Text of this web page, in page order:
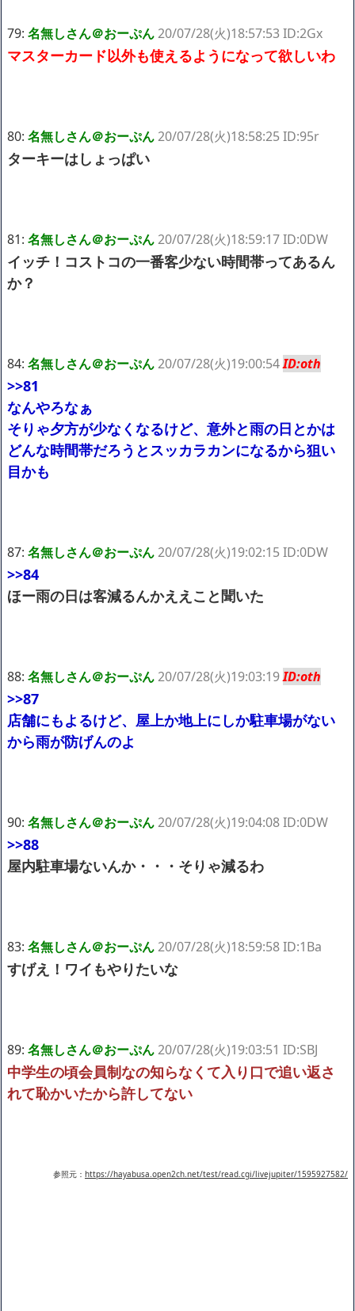
79: 名無しさん＠おーぷん20/07/28(火)18:57:53 ID:2Gx
マスターカード以外も使えるようになって欲しいわ
80: 名無しさん＠おーぷん20/07/28(火)18:58:25 ID:95r
ターキーはしょっぱい
81: 名無しさん＠おーぷん20/07/28(火)18:59:17 ID:0DW
イッチ！コストコの一番客少ない時間帯ってあるん
か？
84: 名無しさん＠おーぷん20/07/28(火)19:00:54ID:oth
>>81
なんやろなぁ
そりゃ夕方が少なくなるけど、意外と雨の日とかは
どんな時間帯だろうとスッカラカンになるから狙い
目かも
87: 名無しさん＠おーぷん20/07/28(火)19:02:15 ID:0DW
>>84
ほー雨の日は客減るんかええこと聞いた
88: 名無しさん＠おーぷん20/07/28(火)19:03:19ID:oth
>>87
店舗にもよるけど、屋上か地上にしか駐車場がない
から雨が防げんのよ
90: 名無しさん＠おーぷん20/07/28(火)19:04:08 ID:0DW
>>88
屋内駐車場ないんか・・・そりゃ減るわ
83: 名無しさん＠おーぷん20/07/28(火)18:59:58 ID:1Ba
すげえ！ワイもやりたいな
89: 名無しさん＠おーぷん20/07/28(火)19:03:51 ID:SBJ
中学生の頃会員制なの知らなくて入り口で追い返さ
れて恥かいたから許してない
参照元： https://hayabusa.open2ch.net/test/read.cgi/livejupiter/1595927582/